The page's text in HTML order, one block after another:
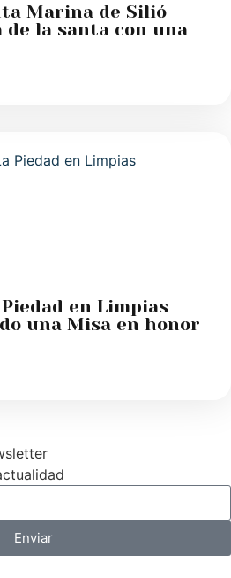
Marina de Silió
la santa con una
en Limpias
una Misa en honor
Enviar